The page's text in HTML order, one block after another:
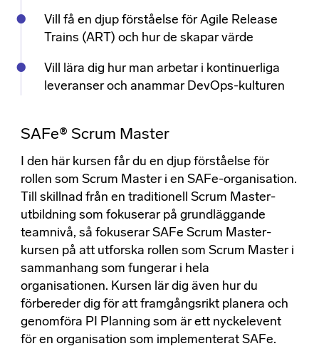
Vill få en djup förståelse förAgile Release
Trains (ART)och hur de skapar värde
Vill lära dig hur man arbetar i kontinuerliga
leveranser och anammar DevOps-kulturen
SAFe® Scrum Master
I den här kursen får du en djup förståelse för
rollen som Scrum Master i en SAFe-organisation.
Till skillnad från en traditionell Scrum Master-
utbildning som fokuserar på grundläggande
teamnivå, så fokuserar SAFe Scrum Master-
kursen på att utforska rollen som Scrum Master i
sammanhang som fungerar i hela
organisationen. Kursen lär dig även hur du
förbereder dig för att framgångsrikt planera och
genomföra PI Planning som är ett nyckelevent
för en organisation som implementerat SAFe.